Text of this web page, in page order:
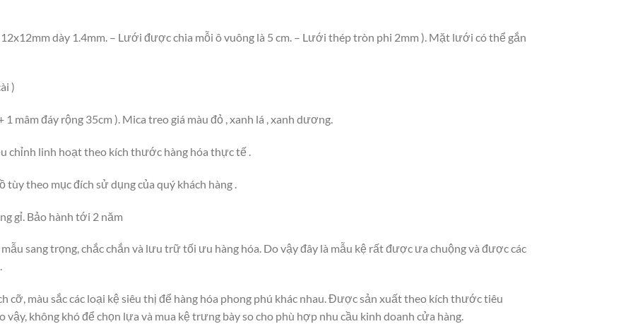
dày 1.4mm. – Lưới được chia mỗi ô vuông là 5 cm. – Lưới thép tròn phi 2mm ). Mặt lưới có thể gắn
)
1 mâm đáy rộng 35cm ). Mica treo giá màu đỏ , xanh lá , xanh dương.
chỉnh linh hoạt theo kích thước hàng hóa thực tế .
theo mục đích sử dụng của quý khách hàng .
gỉ. Bảo hành tới 2 năm
sang trọng, chắc chắn và lưu trữ tối ưu hàng hóa. Do vậy đây là mẫu kệ rất được ưa chuộng và được các
cỡ, màu sắc các loại kệ siêu thị để hàng hóa phong phú khác nhau. Được sản xuất theo kích thước tiêu
vậy, không khó để chọn lựa và mua kệ trưng bày so cho phù hợp nhu cầu kinh doanh cửa hàng.